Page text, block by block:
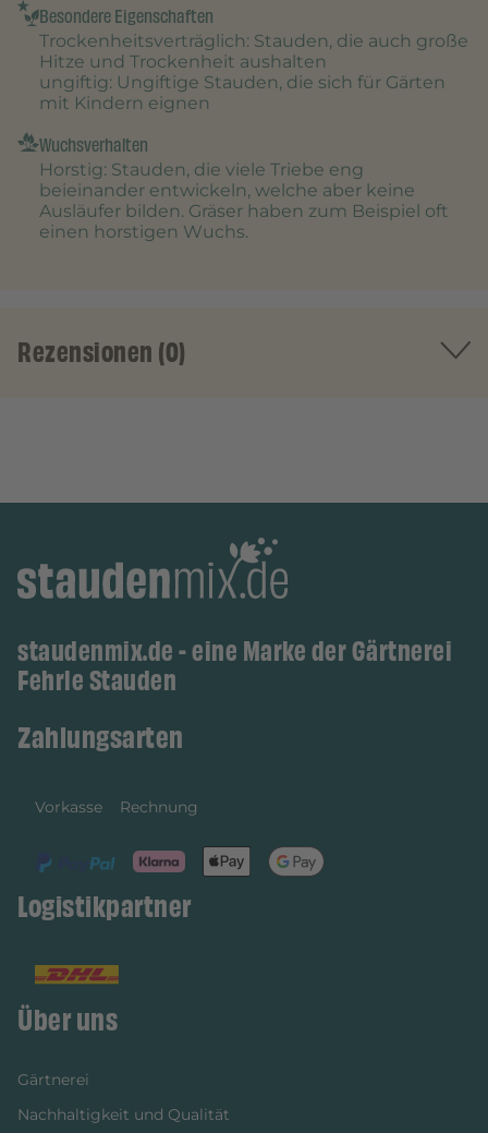
Besondere Eigenschaften
Trockenheitsverträglich: Stauden, die auch große
Hitze und Trockenheit aushalten
ungiftig: Ungiftige Stauden, die sich für Gärten
mit Kindern eignen
Wuchsverhalten
Horstig: Stauden, die viele Triebe eng
beieinander entwickeln, welche aber keine
Ausläufer bilden. Gräser haben zum Beispiel oft
einen horstigen Wuchs.
Rezensionen (0)
staudenmix.de - eine Marke der Gärtnerei
Fehrle Stauden
Zahlungsarten
Vorkasse Rechnung
Logistikpartner
Über uns
Gärtnerei
Nachhaltigkeit und Qualität